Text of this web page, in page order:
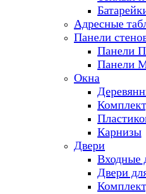
Адресные
Панели
Панели
Панели
Окна
Карнизы
Двери
Входные
Двери